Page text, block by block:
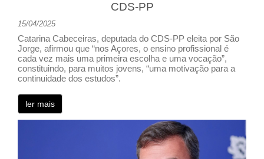
CDS-PP
15/04/2025
Catarina Cabeceiras, deputada do CDS-PP eleita por São
Jorge, afirmou que “nos Açores, o ensino profissional é
cada vez mais uma primeira escolha e uma vocação”,
constituindo, para muitos jovens, “uma motivação para a
continuidade dos estudos”.
ler mais